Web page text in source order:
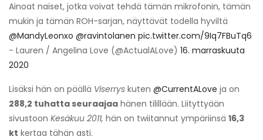
Ainoat naiset, jotka voivat tehdä tämän mikrofonin, tämän
mukin ja tämän ROH-sarjan, näyttävät todella hyviltä
@MandyLeonxo @ravintolanen pic.twitter.com/9Iq7FBuTq6
- Lauren / Angelina Love (@ActualALove) 16. marraskuuta
2020
Lisäksi hän on päällä Viserrys kuten @CurrentALove ja on
288,2 tuhatta seuraajaa hänen tilillään. Liityttyään
sivustoon Kesäkuu 2011, hän on twiitannut ympäriinsä 16,3
kt kertaa tähän asti.